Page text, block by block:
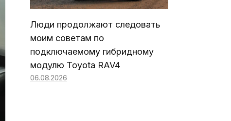
Люди продолжают следовать
моим советам по
подключаемому гибридному
модулю Toyota RAV4
06.08.2026